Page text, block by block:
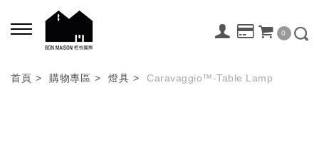
0
首頁 購物專區 燈具 Caravaggio™-Table Lamp